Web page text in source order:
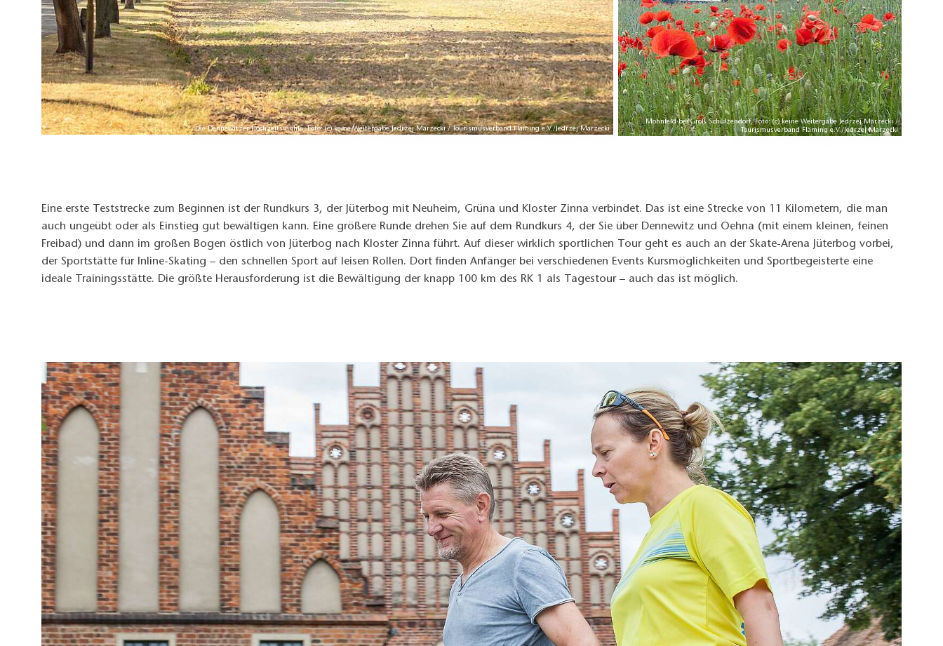
Die Dennewitzer Hochzeitsmühle, Foto: (c) keine Weitergabe Jedrzej Marzecki / Tourismusverband Fläming e.V./Jedrzej Marzecki
Mohnfeld bei Groß Schulzendorf, Foto: (c) keine Weitergabe Jedrzej Marzecki /
Tourismusverband Fläming e.V./Jedrzej Marzecki
Eine erste Teststrecke zum Beginnen ist der Rundkurs 3, der Jüterbog mit Neuheim, Grüna und Kloster Zinna verbindet. Das ist eine Strecke von 11 Kilometern, die man
auch ungeübt oder als Einstieg gut bewältigen kann. Eine größere Runde drehen Sie auf dem Rundkurs 4, der Sie über Dennewitz und Oehna (mit einem kleinen, feinen
Freibad) und dann im großen Bogen östlich von Jüterbog nach Kloster Zinna führt. Auf dieser wirklich sportlichen Tour geht es auch an der Skate-Arena Jüterbog vorbei,
der Sportstätte für Inline-Skating – den schnellen Sport auf leisen Rollen. Dort finden Anfänger bei verschiedenen Events Kursmöglichkeiten und Sportbegeisterte eine
ideale Trainingsstätte. Die größte Herausforderung ist die Bewältigung der knapp 100 km des RK 1 als Tagestour – auch das ist möglich.